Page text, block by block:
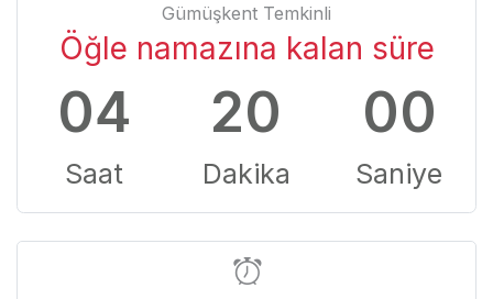
Gümüşkent Temkinli
Öğle namazına kalan süre
04
Saat
19
Dakika
59
Saniye